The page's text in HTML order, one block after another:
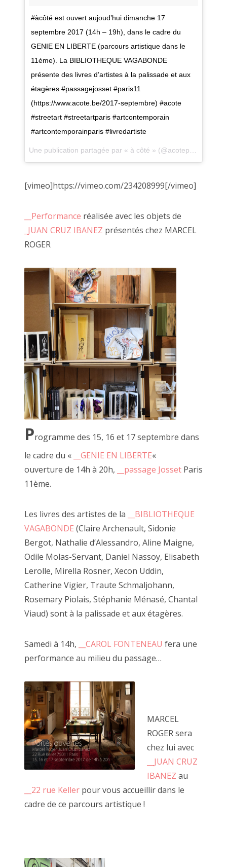
#àcôté est ouvert aujoud’hui dimanche 17
septembre 2017 (14h – 19h), dans le cadre du
GENIE EN LIBERTE (parcours artistique dans le
11éme). La BIBLIOTHEQUE VAGABONDE
présente des livres d’artistes à la palissade et aux
étagères #passagejosset #paris11
(https://www.acote.be/2017-septembre) #acote
#streetart #streetartparis #artcontemporain
#artcontemporainparis #livredartiste
Une publication partagée par « à côté » (@acotepointbe) le
[vimeo]https://vimeo.com/234208999[/vimeo]
__Performance réalisée avec les objets de
_JUAN CRUZ IBANEZ présentés chez MARCEL
ROGER
Programme des 15, 16 et 17 septembre dans
le cadre du «
__GENIE EN LIBERTE«
ouverture de 14h à 20h,
__passage Josset Paris
11ème.
Les livres des artistes de la
__BIBLIOTHEQUE
VAGABONDE (Claire Archenault, Sidonie
Bergot, Nathalie d’Alessandro, Aline Maigne,
Odile Molas-Servant, Daniel Nassoy, Elisabeth
Lerolle, Mirella Rosner, Xecon Uddin,
Catherine Vigier, Traute Schmaljohann,
Rosemary Piolais, Stéphanie Ménasé, Chantal
Viaud) sont à la palissade et aux étagères.
Samedi à 14h, __CAROL FONTENEAU fera une
performance au milieu du passage…
MARCEL
ROGER sera
chez lui avec
__JUAN CRUZ
IBANEZ au
__22 rue Keller pour vous accueillir dans le
cadre de ce parcours artistique !
Ici il n'est pas question de likes, de
d'indifférence.
Chaque regard ne peut être que
à sa quête personelle de l'obsession
dailleurs un certain plaisir
et mon expérience est sûrement celle
vécu un déroulé le plus proche d'une
Loin de me considérer comme un
familière ".6" de "bon à rien, fantaisiste"
Le dictionnaire
d'emménager pour capter l'énergie
disposition d'outils pour avoir envie de
J'ai d'abord participé aux perfomances
Je suis ensuite venu déguster quelques
créatrices de JF.
Animé par l'image je suis venu avec mes
JF m'a invité à les accrocher à la